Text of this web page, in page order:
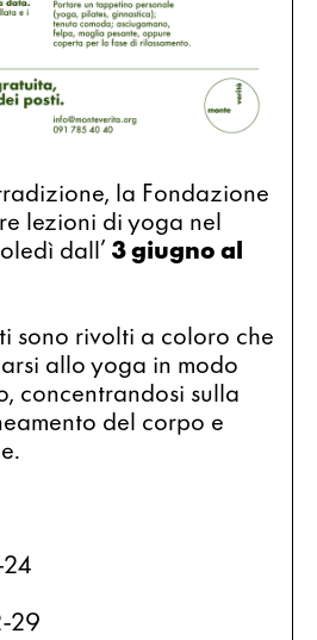
la Fondazione
lezioni di yoga nel
dall’ 3 giugno al
sono rivolti a coloro che
allo yoga in modo
concentrandosi sulla
del corpo e
29